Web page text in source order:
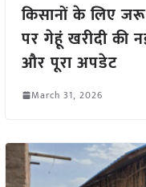
किसानों के लिए
पर गेहूं खरीदी की
और पूरा अपडेट
March 31, 2026